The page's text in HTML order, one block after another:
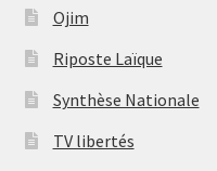
Ojim
Riposte Laïque
Synthèse Nationale
TV libertés